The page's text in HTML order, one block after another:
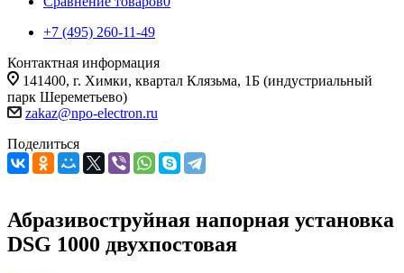
+7 (495) 260-11-49
Контактная информация
141400, г. Химки, квартал Клязьма, 1Б (индустриальный
парк Шереметьево)
zakaz@npo-electron.ru
Поделиться
Абразивоструйная напорная установка
DSG 1000 двухпостовая